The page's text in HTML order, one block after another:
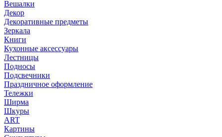
Вешалки
Декор
Декоративные предметы
Зеркала
Книги
Кухонные аксессуары
Лестницы
Подносы
Подсвечники
Праздничное оформление
Тележки
Ширма
Шкуры
ART
Картины